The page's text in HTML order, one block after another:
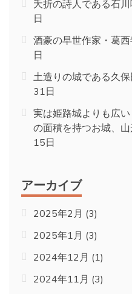
夭折の詩人である石
日
酒豪の早世作家・葛
日
土造りの城である久
31日
実は姫路城よりも広
の面積を持つお城、
15日
アーカイブ
2025年2月 (3)
2025年1月 (3)
2024年12月 (1)
2024年11月 (3)